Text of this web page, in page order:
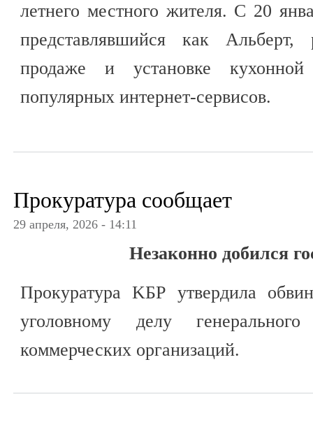
летнего местного жителя. С 20
представлявшийся как
продаже и установке
популярных интернет-сервисов.
Прокуратура сообщает
29 апреля, 2026 - 14:11
Незаконно добился
Прокуратура KБР утвердила
уголовному делу
коммерческих организаций.